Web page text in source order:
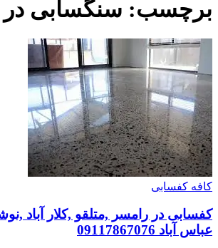
برچسب: سنگسابی در
کافه کفسابی
کفسابی در رامسر ,متلقو ,کلار آباد
عباس آباد 09117867076